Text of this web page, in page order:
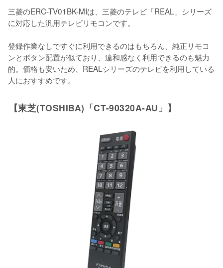
三菱のERC-TV01BK-MIは、三菱のテレビ「REAL」シリーズ
に対応した汎用テレビリモコンです。
登録作業なしですぐに利用できるのはもちろん、純正リモコ
ンとボタン配置が似ており、違和感なく利用できるのも魅力
的。価格も安いため、REALシリーズのテレビを利用している
人におすすめです。
【東芝(TOSHIBA)「CT-90320A-AU」】